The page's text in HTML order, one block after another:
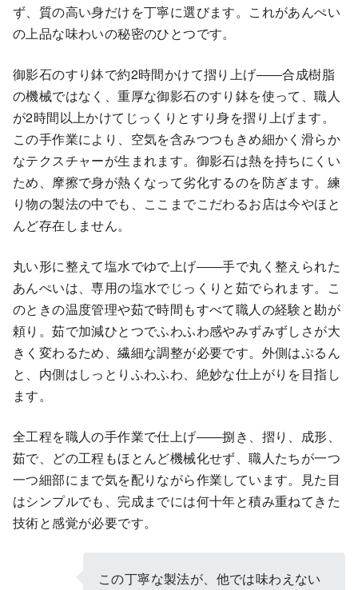
ず、質の高い身だけを丁寧に選びます。これがあんぺい
の上品な味わいの秘密のひとつです。
御影石のすり鉢で約2時間かけて摺り上げ――合成樹脂
の機械ではなく、重厚な御影石のすり鉢を使って、職人
が2時間以上かけてじっくりとすり身を摺り上げます。
この手作業により、空気を含みつつもきめ細かく滑らか
なテクスチャーが生まれます。御影石は熱を持ちにくい
ため、摩擦で身が熱くなって劣化するのを防ぎます。練
り物の製法の中でも、ここまでこだわるお店は今やほと
んど存在しません。
丸い形に整えて塩水でゆで上げ――手で丸く整えられた
あんぺいは、専用の塩水でじっくりと茹でられます。こ
のときの温度管理や茹で時間もすべて職人の経験と勘が
頼り。茹で加減ひとつでふわふわ感やみずみずしさが大
きく変わるため、繊細な調整が必要です。外側はぷるん
と、内側はしっとりふわふわ、絶妙な仕上がりを目指し
ます。
全工程を職人の手作業で仕上げ――捌き、摺り、成形、
茹で、どの工程もほとんど機械化せず、職人たちが一つ
一つ細部にまで気を配りながら作業しています。見た目
はシンプルでも、完成までには何十年と積み重ねてきた
技術と感覚が必要です。
この丁寧な製法が、他では味わえない